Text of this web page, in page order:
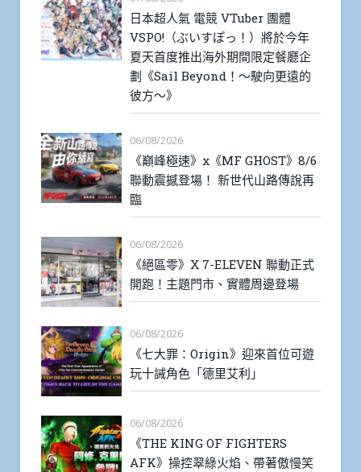
日本超人氣 電競 VTuber 團體
VSPO!（ぶいすぽっ！）將於今年
夏天首度推出海外期間限定餐廳企
劃《Sail Beyond！～駛向更遠的
彼方～》
06/08/2026
《巔峰極速》x《MF GHOST》8/6
聯動震撼登場！ 新世代山路傳說再
臨
06/08/2026
《絕區零》X 7-ELEVEN 聯動正式
開跑！主題門市、實體周邊登場
06/08/2026
《七大罪：Origin》迎來首位可遊
玩十誡角色「德里艾利」
06/08/2026
《THE KING OF FIGHTERS
AFK》操控翠綠火焰、帶著傲慢笑